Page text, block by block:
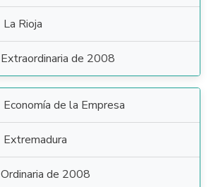
La Rioja
Extraordinaria de 2008
Economía de la Empresa
Extremadura
Ordinaria de 2008